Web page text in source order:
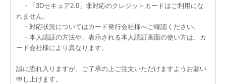
・「3Dセキュア2.0」非対応のクレジットカードはご利用にな
れません。
・対応状況についてはカード発行会社様へご確認ください。
・本人認証の方法や、表示される本人認証画面の使い方は、カ
ード会社様により異なります。
誠に恐れ入りますが、ご了承の上ご注文いただけますようお願い
申し上げます。